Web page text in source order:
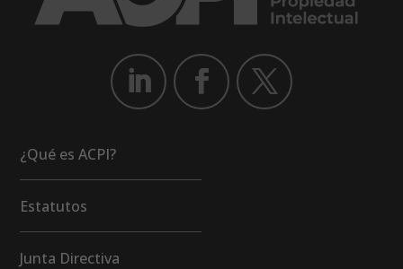
¿Qué es ACPI?
Estatutos
Junta Directiva